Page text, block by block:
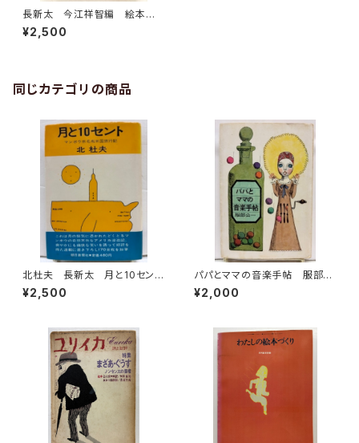
長新太 今江祥智編 絵本作
家文庫 1977年 すばる書房
文庫
¥2,500
同じカテゴリの商品
北杜夫 長新太 月と10セン
ト 1971年 初版 帯 朝日
新聞社
¥2,500
パパとママの音楽手帖 服部公
一 装幀 宇野亜喜良 カット
長新太 1966年 初版 文藝
¥2,000